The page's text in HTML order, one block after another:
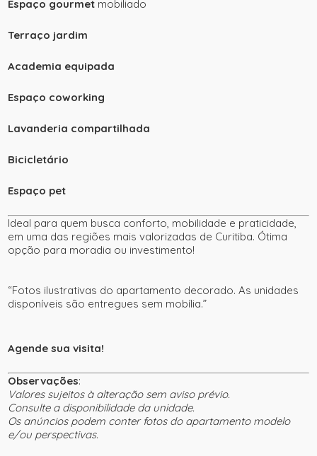
Espaço gourmet mobiliado
Terraço jardim
Academia equipada
Espaço coworking
Lavanderia compartilhada
Bicicletário
Espaço pet
Ideal para quem busca conforto, mobilidade e praticidade,
em uma das regiões mais valorizadas de Curitiba. Ótima
opção para moradia ou investimento!
“Fotos ilustrativas do apartamento decorado. As unidades
disponíveis são entregues sem mobília.”
Agende sua visita!
Observações:
Valores sujeitos à alteração sem aviso prévio.
Consulte a disponibilidade da unidade.
Os anúncios podem conter fotos do apartamento modelo
e/ou perspectivas.